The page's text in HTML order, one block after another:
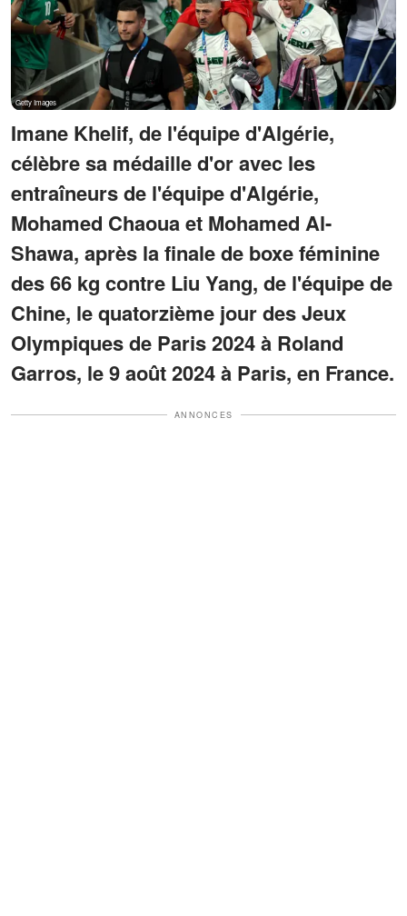
Imane Khelif, de l'équipe d'Algérie,
célèbre sa médaille d'or avec les
entraîneurs de l'équipe d'Algérie,
Mohamed Chaoua et Mohamed Al-
Shawa, après la finale de boxe féminine
des 66 kg contre Liu Yang, de l'équipe de
Chine, le quatorzième jour des Jeux
Olympiques de Paris 2024 à Roland
Garros, le 9 août 2024 à Paris, en France.
ANNONCES